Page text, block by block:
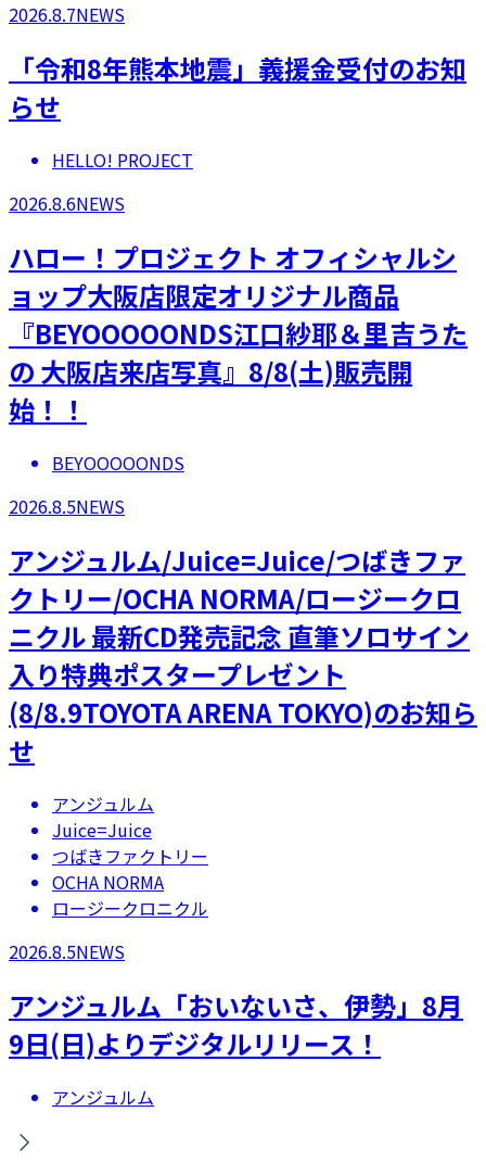
2026.8.7NEWS
「令和8年熊本地震」義援金受付のお知
らせ
HELLO! PROJECT
2026.8.6NEWS
ハロー！プロジェクト オフィシャルシ
ョップ大阪店限定オリジナル商品
『BEYOOOOONDS江口紗耶＆里吉うた
の 大阪店来店写真』8/8(土)販売開
始！！
BEYOOOOONDS
2026.8.5NEWS
アンジュルム/Juice=Juice/つばきファ
クトリー/OCHA NORMA/ロージークロ
ニクル 最新CD発売記念 直筆ソロサイン
入り特典ポスタープレゼント
(8/8.9TOYOTA ARENA TOKYO)のお知ら
せ
アンジュルム
Juice=Juice
つばきファクトリー
OCHA NORMA
ロージークロニクル
2026.8.5NEWS
アンジュルム「おいないさ、伊勢」8月
9日(日)よりデジタルリリース！
アンジュルム